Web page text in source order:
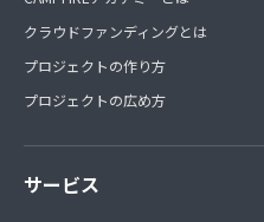
クラウドファンディングとは
プロジェクトの作り方
プロジェクトの広め方
サービス